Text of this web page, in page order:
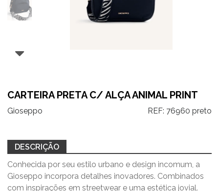
CARTEIRA PRETA C/ ALÇA ANIMAL PRINT
Gioseppo REF: 76960 preto
DESCRIÇÃO
Conhecida por seu estilo urbano e design incomum, a
Gioseppo incorpora detalhes inovadores. Combinados
com inspirações em streetwear e uma estética jovial.